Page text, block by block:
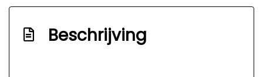
afstandsbediening
Beschrijving